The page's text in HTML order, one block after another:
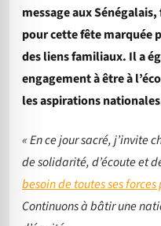
message aux
pour cette fête marquée
des liens familiaux. Il a
engagement à être à
les aspirations
« En ce jour sacré, j’invite
de solidarité, d’écoute et
besoin de toutes ses
Continuons à bâtir une